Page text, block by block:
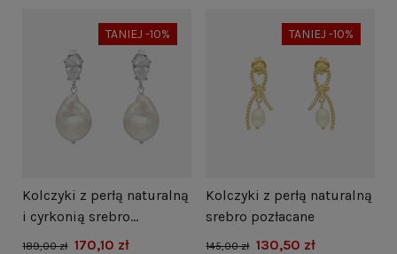
TANIEJ -10%
Kolczyki z perłą naturalną
i cyrkonią srebro
rodowane
189,00 zł 170,10 zł
TANIEJ -10%
Kolczyki z perłą naturalną
srebro pozłacane
145,00 zł 130,50 zł